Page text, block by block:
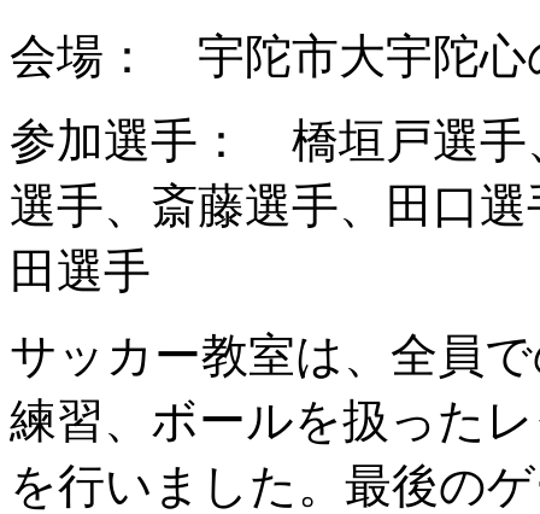
会場： 宇陀市大宇陀心
参加選手： 橋垣戸選手
選手、斎藤選手、田口
田選手
サッカー教室は、全員
練習、ボールを扱った
を行いました。最後の